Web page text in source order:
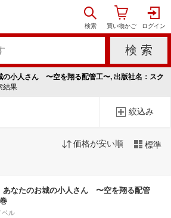
の小人さん 〜空を翔る配管工〜, 出版社名：スク
結果
絞込み
価格が安い順 標準
あなたのお城の小人さん 〜空を翔る配管
ベル